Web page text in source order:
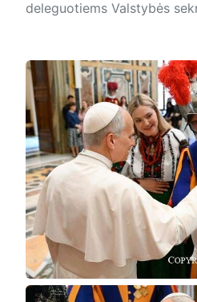
deleguotiems Valstybės